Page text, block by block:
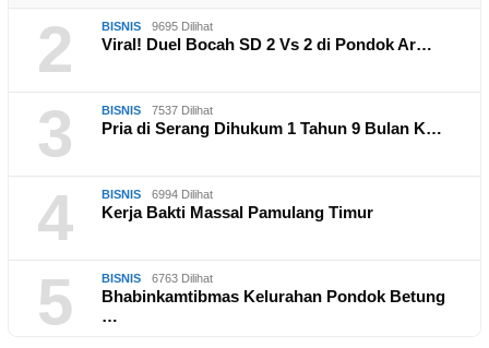
2 BISNIS 9695 Dilihat
Viral! Duel Bocah SD 2 Vs 2 di Pondok Ar…
3 BISNIS 7537 Dilihat
Pria di Serang Dihukum 1 Tahun 9 Bulan K…
4 BISNIS 6994 Dilihat
Kerja Bakti Massal Pamulang Timur
5 BISNIS 6763 Dilihat
Bhabinkamtibmas Kelurahan Pondok Betung
…